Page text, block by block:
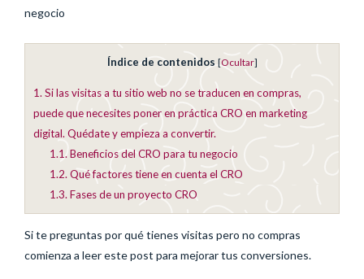
negocio
Índice de contenidos [Ocultar]
1. Si las visitas a tu sitio web no se traducen en compras,
puede que necesites poner en práctica CRO en marketing
digital. Quédate y empieza a convertir.
1.1.Beneficios del CRO para tu negocio
1.2. Qué factores tiene en cuenta el CRO
1.3. Fases de un proyecto CRO
Si te preguntas por qué tienes visitas pero no compras
comienza a leer este post para mejorar tus conversiones.